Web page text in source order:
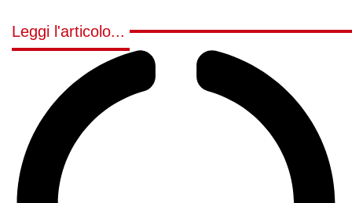
Leggi l'articolo...